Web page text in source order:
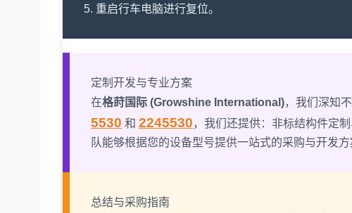
5. 重启行车电脑进行复位。
定制开发与专业方案
在格莳国际 (Growshine International)，我们深知
5530 和 2245530，我们还提供：非标结构件定
队能够根据您的设备型号提供一站式的采购与开发方
总结与采购指南